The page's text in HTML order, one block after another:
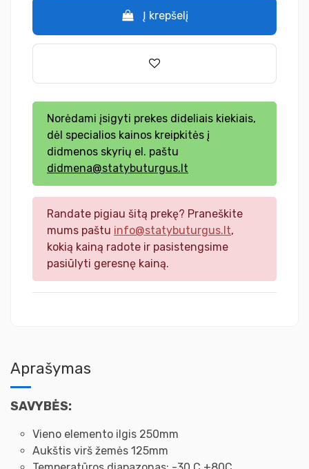
Į krepšelį
Norėdami įsigyti prekes dideliais kiekiais,
dėl specialios kainos kreipkitės į
didmenos skyrių el. paštu
didmena@statybuturgus.lt
Randate pigiau šitą prekę? Praneškite
mums paštu info@statybuturgus.lt,
kokią kainą radote ir pasistengsime
pasiūlyti geresnę kainą.
Aprašymas
SAVYBĖS:
Vieno elemento ilgis 250mm
Aukštis virš žemės 125mm